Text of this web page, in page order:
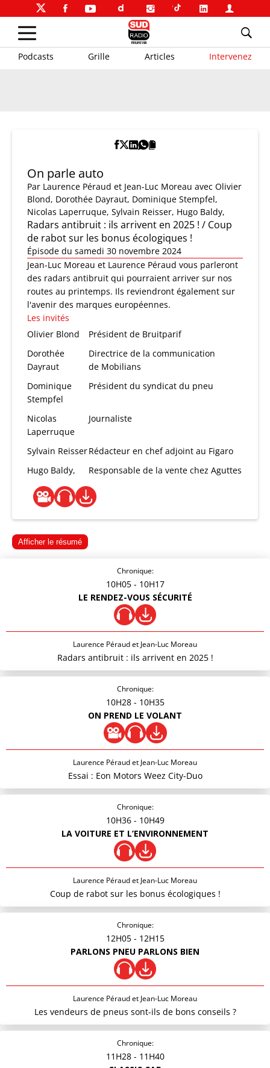
Podcasts Grille Articles Intervenez
On parle auto
Par Laurence Péraud et Jean-Luc Moreau avec Olivier
Blond, Dorothée Dayraut, Dominique Stempfel,
Nicolas Laperruque, Sylvain Reisser, Hugo Baldy,
Radars antibruit : ils arrivent en 2025 ! / Coup
de rabot sur les bonus écologiques !
Épisode du samedi 30 novembre 2024
Jean-Luc Moreau et Laurence Péraud vous parleront
des radars antibruit qui pourraient arriver sur nos
routes au printemps. Ils reviendront également sur
l'avenir des marques européennes.
Les invités
Olivier Blond
Président de Bruitparif
Dorothée
Dayraut
Directrice de la communication
de Mobilians
Dominique
Stempfel
Président du syndicat du pneu
Nicolas
Laperruque
Journaliste
Sylvain ReisserRédacteur en chef adjoint au Figaro
Hugo Baldy,
Responsable de la vente chez Aguttes
Afficher le résumé
Chronique:
10H05 - 10H17
LE RENDEZ-VOUS SÉCURITÉ
Laurence Péraud et Jean-Luc Moreau
Radars antibruit : ils arrivent en 2025 !
Chronique:
10H28 - 10H35
ON PREND LE VOLANT
Laurence Péraud et Jean-Luc Moreau
Essai : Eon Motors Weez City-Duo
Chronique:
10H36 - 10H49
LA VOITURE ET L’ENVIRONNEMENT
Laurence Péraud et Jean-Luc Moreau
Coup de rabot sur les bonus écologiques !
Chronique:
12H05 - 12H15
PARLONS PNEU PARLONS BIEN
Laurence Péraud et Jean-Luc Moreau
Les vendeurs de pneus sont-ils de bons conseils ?
Chronique:
11H28 - 11H40